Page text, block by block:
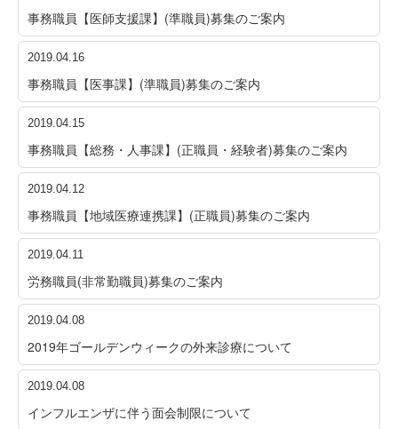
事務職員【医師支援課】(準職員)募集のご案内
2019.04.16
事務職員【医事課】(準職員)募集のご案内
2019.04.15
事務職員【総務・人事課】(正職員・経験者)募集のご案内
2019.04.12
事務職員【地域医療連携課】(正職員)募集のご案内
2019.04.11
労務職員(非常勤職員)募集のご案内
2019.04.08
2019年ゴールデンウィークの外来診療について
2019.04.08
インフルエンザに伴う面会制限について